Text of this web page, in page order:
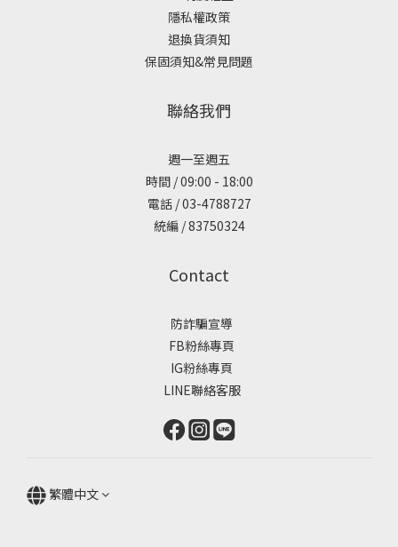
隱私權政策
退換貨須知
保固須知&常見問題
聯絡我們
週一至週五
時間 / 09:00 - 18:00
電話 / 03-4788727
統編 / 83750324
Contact
防詐騙宣導
FB粉絲專頁
IG粉絲專頁
LINE聯絡客服
繁體中文